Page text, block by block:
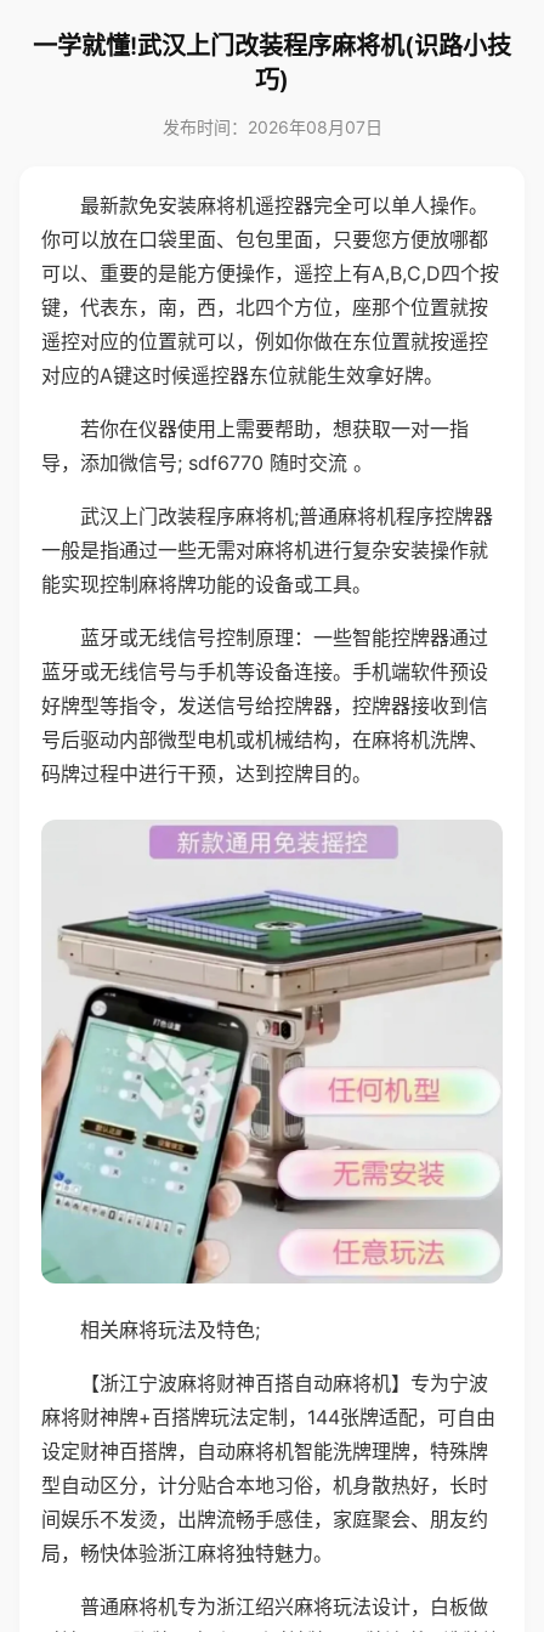
一学就懂!武汉上门改装程序麻将机(识路小技
巧)
发布时间：2026年08月07日
最新款免安装麻将机遥控器完全可以单人操作。
你可以放在口袋里面、包包里面，只要您方便放哪都
可以、重要的是能方便操作，遥控上有A,B,C,D四个按
键，代表东，南，西，北四个方位，座那个位置就按
遥控对应的位置就可以，例如你做在东位置就按遥控
对应的A键这时候遥控器东位就能生效拿好牌。
若你在仪器使用上需要帮助，想获取一对一指
导，添加微信号; sdf6770 随时交流 。
武汉上门改装程序麻将机;普通麻将机程序控牌器
一般是指通过一些无需对麻将机进行复杂安装操作就
能实现控制麻将牌功能的设备或工具。
蓝牙或无线信号控制原理：一些智能控牌器通过
蓝牙或无线信号与手机等设备连接。手机端软件预设
好牌型等指令，发送信号给控牌器，控牌器接收到信
号后驱动内部微型电机或机械结构，在麻将机洗牌、
码牌过程中进行干预，达到控牌目的。
相关麻将玩法及特色;
【浙江宁波麻将财神百搭自动麻将机】专为宁波
麻将财神牌+百搭牌玩法定制，144张牌适配，可自由
设定财神百搭牌，自动麻将机智能洗牌理牌，特殊牌
型自动区分，计分贴合本地习俗，机身散热好，长时
间娱乐不发烫，出牌流畅手感佳，家庭聚会、朋友约
局，畅快体验浙江麻将独特魅力。
普通麻将机专为浙江绍兴麻将玩法设计，白板做